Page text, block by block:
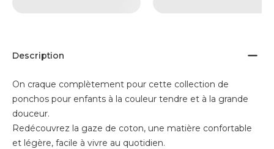
Description
On craque complètement pour cette collection de
ponchos pour enfants à la couleur tendre et à la grande
douceur.
Redécouvrez la gaze de coton, une matière confortable
et légère, facile à vivre au quotidien.